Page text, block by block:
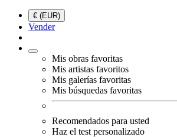
€ (EUR)
Vender
Mis obras favoritas
Mis artistas favoritos
Mis galerías favoritas
Mis búsquedas favoritas
Recomendados para usted
Haz el test personalizado